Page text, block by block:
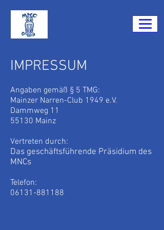
IMPRESSUM
Angaben gemäß § 5 TMG:
Mainzer Narren-Club 1949 e.V.
Dammweg 11
55130 Mainz
Vertreten durch:
Das geschäftsführende Präsidium des
MNCs
Telefon:
06131-881188